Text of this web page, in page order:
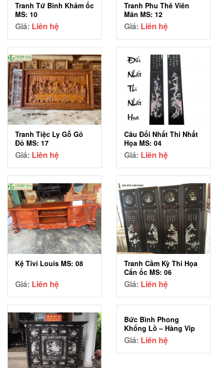
Tranh Tứ Bình Khảm ốc
MS: 10
Giá: Liên hệ
Tranh Phu Thê Viên
Mãn MS: 12
Giá: Liên hệ
Tranh Tiệc Ly Gỗ Gõ
Đỏ MS: 17
Giá: Liên hệ
Câu Đối Nhất Thi Nhất
Họa MS: 04
Giá: Liên hệ
Kệ Tivi Louis MS: 08
Giá: Liên hệ
Tranh Cầm Kỳ Thi Họa
Cẩn ốc MS: 06
Giá: Liên hệ
Bức Bình Phong
Khổng Lồ – Hàng Vip
Giá: Liên hệ